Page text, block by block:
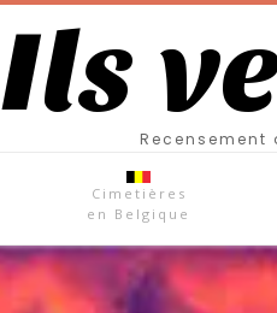
Ils
Cimetières
en Belgique